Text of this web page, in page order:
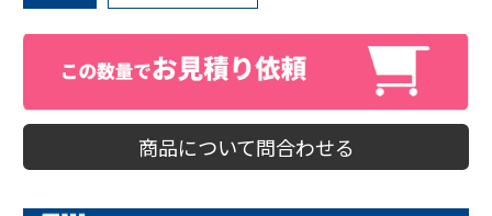
商品について問合わせる